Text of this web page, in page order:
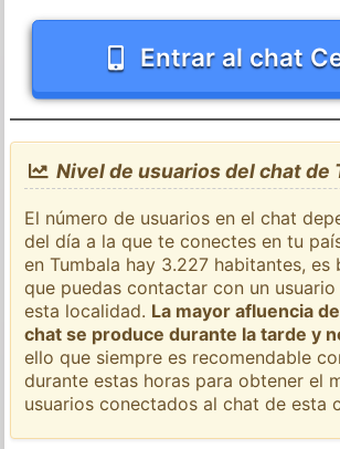
Entrar al chat
Nivel de usuarios del chat de
El número de usuarios en el chat
del día a la que te conectes en tu
en Tumbala hay 3.227 habitantes,
que puedas contactar con un
esta localidad. La mayor afluencia
chat se produce durante la tarde y
ello que siempre es recomendable
durante estas horas para obtener el
usuarios conectados al chat de esta